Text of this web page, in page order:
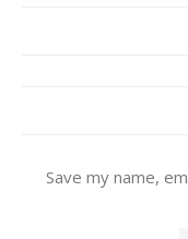
Save my name,